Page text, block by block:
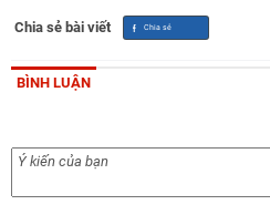
Chia sẻ bài viết
BÌNH LUẬN